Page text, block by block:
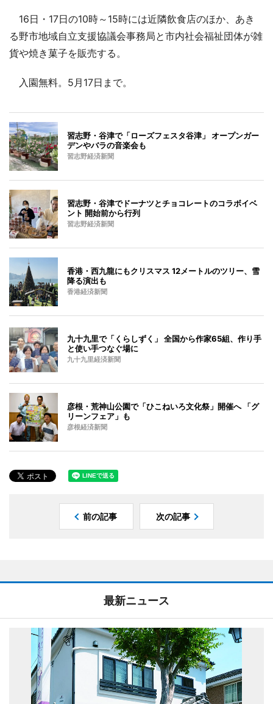
16日・17日の10時～15時には近隣飲食店のほか、あき
る野市地域自立支援協議会事務局と市内社会福祉団体が雑
貨や焼き菓子を販売する。
入園無料。5月17日まで。
習志野・谷津で「ローズフェスタ谷津」 オープンガー
デンやバラの音楽会も
習志野経済新聞
習志野・谷津でドーナツとチョコレートのコラボイベ
ント 開始前から行列
習志野経済新聞
香港・西九龍にもクリスマス 12メートルのツリー、雪
降る演出も
香港経済新聞
九十九里で「くらしずく」 全国から作家65組、作り手
と使い手つなぐ場に
九十九里経済新聞
彦根・荒神山公園で「ひこねいろ文化祭」開催へ 「グ
リーンフェア」も
彦根経済新聞
前の記事 次の記事
最新ニュース